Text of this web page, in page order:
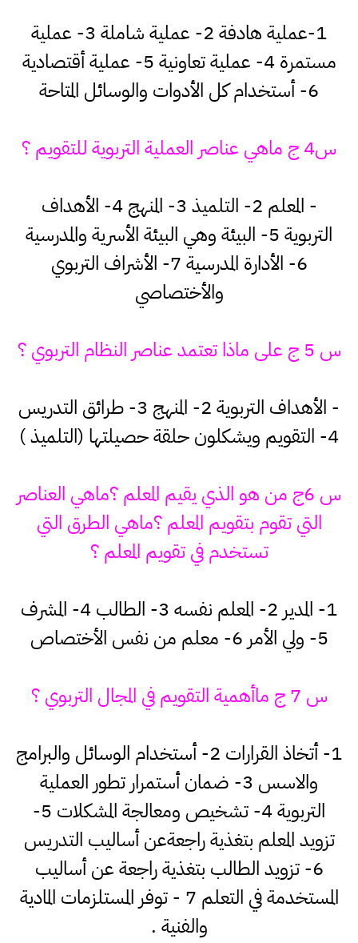
1-عملية هادفة 2- عملية شاملة 3- عملية
مستمرة 4- عملية تعاونية 5- عملية أقتصادية
6- أستخدام كل الأدوات والوسائل المتاحة
س4 ج ماهي عناصر العملية التربوية للتقويم ؟
- المعلم 2- التلميذ 3- المنهج 4- الأهداف
التربوية 5- البيئة وهي البيئة الأسرية والمدرسية
6- الأدارة المدرسية 7- الأشراف التربوي
والأختصاصي
س 5 ج على ماذا تعتمد عناصر النظام التربوي ؟
- الأهداف التربوية 2- المنهج 3- طرائق التدريس
4- التقويم ويشكلون حلقة حصيلتها (التلميذ )
س 6ج من هو الذي يقيم المعلم ؟ماهي العناصر
التي تقوم بتقويم المعلم ؟ماهي الطرق التي
تستخدم في تقويم المعلم ؟
1- المدير 2- المعلم نفسه 3- الطالب 4- المشرف
5- ولي الأمر 6- معلم من نفس الأختصاص
س 7 ج ماأهمية التقويم في المجال التربوي ؟
1- أتخاذ القرارات 2- أستخدام الوسائل والبرامج
والاسس 3- ضمان أستمرار تطور العملية
التربوية 4- تشخيص ومعالجة المشكلات 5-
تزويد المعلم بتغذية راجعةعن أساليب التدريس
6- تزويد الطالب بتغذية راجعة عن أساليب
المستخدمة في التعلم 7 - توفر المستلزمات المادية
والفنية .